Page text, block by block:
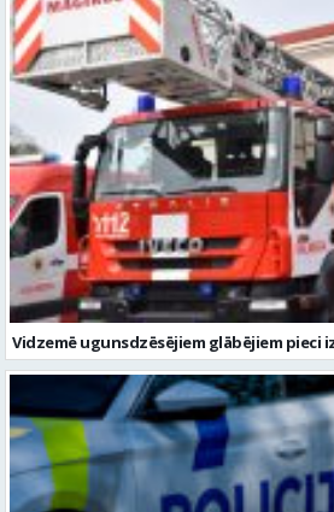
Vidzemē ugunsdzēsējiem glābējiem pieci